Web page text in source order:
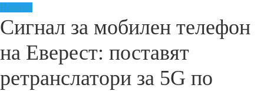
Новини
Сигнал за мобилен телефон
на Еверест: поставят
ретранслатори за 5G по